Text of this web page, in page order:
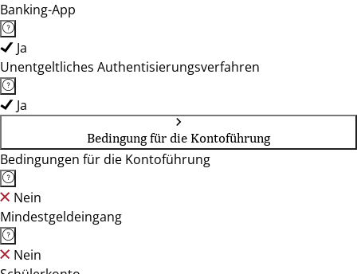
Banking-App
Ja
Unentgeltliches Authentisierungsverfahren
Ja
Bedingung für die Kontoführung
Bedingungen für die Kontoführung
Nein
Mindestgeldeingang
Nein